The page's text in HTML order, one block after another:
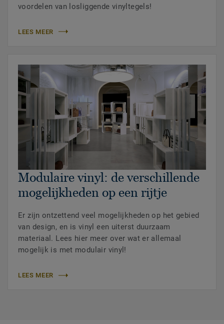
voordelen van losliggende vinyltegels!
LEES MEER
Modulaire vinyl: de verschillende
mogelijkheden op een rijtje
Er zijn ontzettend veel mogelijkheden op het gebied
van design, en is vinyl een uiterst duurzaam
materiaal. Lees hier meer over wat er allemaal
mogelijk is met modulair vinyl!
LEES MEER